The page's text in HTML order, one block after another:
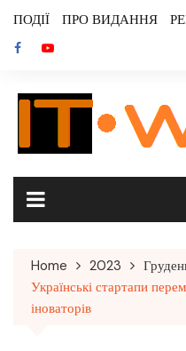
content
ПОДІЇ ПРО ВИДАННЯ
Home 2023
Українські стартапи
іноваторів